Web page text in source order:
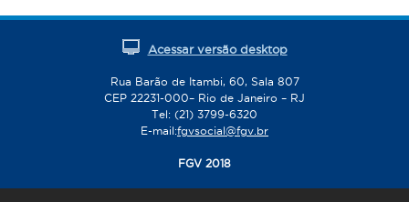
á
Acessar versão desktop
Rua Barão de Itambi, 60, Sala 807
CEP 22231-000– Rio de Janeiro – RJ
Tel: (21) 3799-6320
E-mail:fgvsocial@fgv.br
FGV 2018